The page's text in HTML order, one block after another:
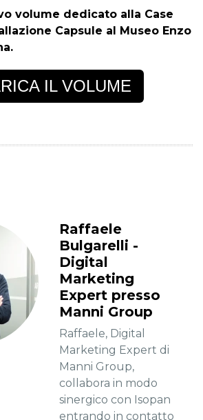
volume dedicato alla Case
Capsule al Museo Enzo
IL VOLUME
Raffaele
Bulgarelli -
Digital
Marketing
Expert presso
Manni Group
Raffaele, Digital
Marketing Expert di
Manni Group,
collabora in modo
sinergico con Isopan
entrando in contatto